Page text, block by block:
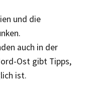
und die
auch in der
Ost gibt Tipps,
ist.